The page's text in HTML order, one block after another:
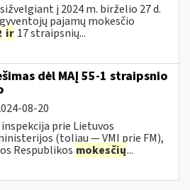
į 2024 m. birželio 27 d.
pajamų mokesčio
ir 17 straipsnių...
dėl MAĮ 55-1 straipsnio
08-20
inspekcija prie Lietuvos
(toliau — VMI prie FM),
Respublikos mokesčių...